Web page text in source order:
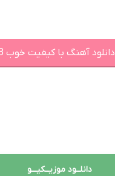
دانلود آهنگ با کیفیت خوب 128
دانلــود موزیــکیـــو